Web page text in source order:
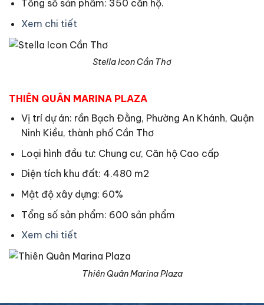
Tổng số sản phẩm: 350 căn hộ.
Xem chi tiết
Stella Icon Cần Thơ
THIÊN QUÂN MARINA PLAZA
Vị trí dự án: rần Bạch Đằng, Phường An Khánh, Quận
Ninh Kiều, thành phố Cần Thơ
Loại hình đầu tư: Chung cư, Căn hộ Cao cấp
Diện tích khu đất: 4.480 m2
Mật độ xây dựng: 60%
Tổng số sản phẩm: 600 sản phẩm
Xem chi tiết
Thiên Quân Marina Plaza